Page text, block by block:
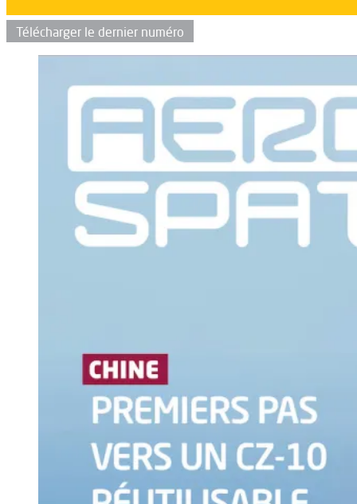
Télécharger le dernier numéro